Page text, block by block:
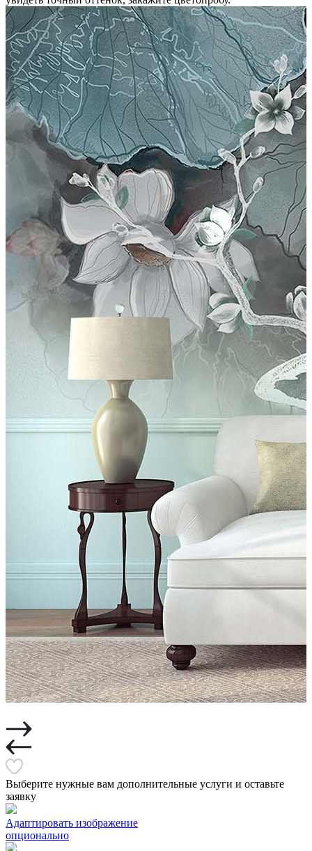
Выберите нужные вам дополнительные услуги и оставьте
заявку
Адаптировать изображение
опционально